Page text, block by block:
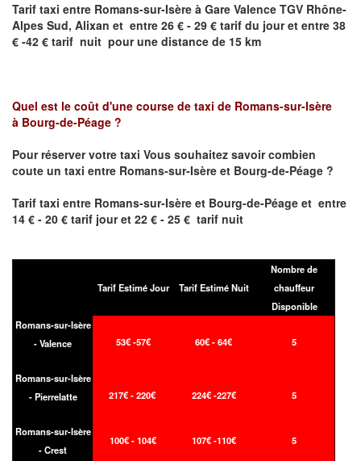
Tarif taxi entre Romans-sur-Isère à Gare Valence TGV Rhône-
Alpes Sud, Alixan et entre 26 € - 29 € tarif du jour et entre 38
€ -42 € tarif nuit pour une distance de 15 km
Quel est le coût d'une course de taxi de Romans-sur-Isère
à Bourg-de-Péage ?
Pour réserver votre taxi Vous souhaitez savoircombien
coute un taxi entre Romans-sur-Isère et Bourg-de-Péage ?
Tarif taxi entre Romans-sur-Isère et Bourg-de-Péage et entre
14 € - 20 € tarif jour et 22 € - 25 € tarif nuit
Tarif Estimé Jour Tarif Estimé Nuit
Nombre de
chauffeur
Disponible
Romans-sur-Isère
- Valence
53€ -57€ 60€ - 64€ 5
Romans-sur-Isère
- Pierrelatte
217€ - 220€ 224€ -227€ 5
Romans-sur-Isère
- Crest
100€ - 104€ 107€ -110€ 5